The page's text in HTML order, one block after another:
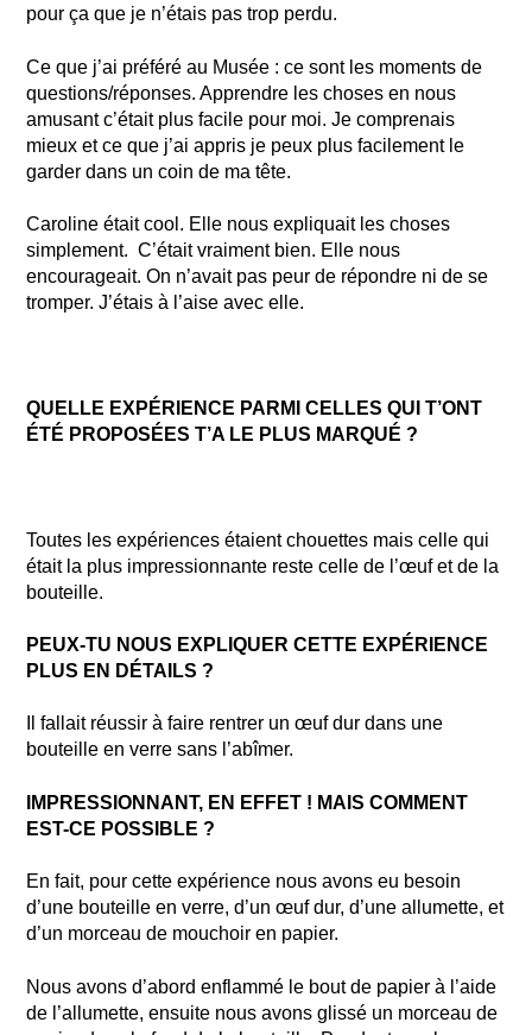
pour ça que je n’étais pas trop perdu.
Ce que j’ai préféré au Musée : ce sont les moments de
questions/réponses. Apprendre les choses en nous
amusant c’était plus facile pour moi. Je comprenais
mieux et ce que j’ai appris je peux plus facilement le
garder dans un coin de ma tête.
Caroline était cool. Elle nous expliquait les choses
simplement. C’était vraiment bien. Elle nous
encourageait. On n’avait pas peur de répondre ni de se
tromper. J’étais à l’aise avec elle.
QUELLE EXPÉRIENCE PARMI CELLES QUI T’ONT
ÉTÉ PROPOSÉES T’A LE PLUS MARQUÉ ?
Toutes les expériences étaient chouettes mais celle qui
était la plus impressionnante reste celle de l’œuf et de la
bouteille.
PEUX-TU NOUS EXPLIQUER CETTE EXPÉRIENCE
PLUS EN DÉTAILS ?
Il fallait réussir à faire rentrer un œuf dur dans une
bouteille en verre sans l’abîmer.
IMPRESSIONNANT, EN EFFET ! MAIS COMMENT
EST-CE POSSIBLE ?
En fait, pour cette expérience nous avons eu besoin
d’une bouteille en verre, d’un œuf dur, d’une allumette, et
d’un morceau de mouchoir en papier.
Nous avons d’abord enflammé le bout de papier à l’aide
de l’allumette, ensuite nous avons glissé un morceau de